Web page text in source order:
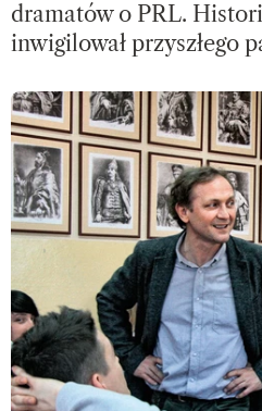
dramatów o PRL.
inwigilował przyszłego